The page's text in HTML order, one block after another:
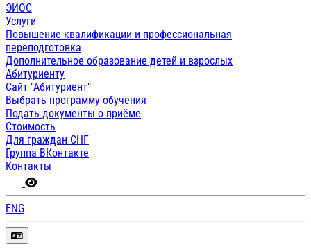
ЭИОС
Услуги
Повышение квалификации и профессиональная
переподготовка
Дополнительное образование детей и взрослых
Абитуриенту
Сайт "Абитуриент"
Выбрать программу обучения
Подать документы о приёме
Стоимость
Для граждан СНГ
Группа ВКонтакте
Контакты
ENG